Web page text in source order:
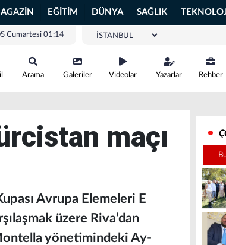
EĞİTİM DÜNYA SAĞLIK
Cumartesi 01:14
Arama Galeriler Videolar Yazarlar Rehber
maçı
Avrupa Elemeleri E
üzere Riva’dan
yönetimindeki Ay-